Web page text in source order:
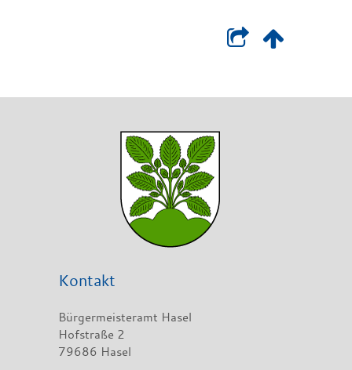
Kontakt
Bürgermeisteramt Hasel
Hofstraße 2
79686 Hasel